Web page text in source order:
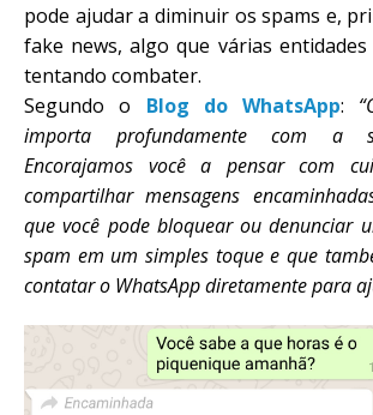
pode ajudar a diminuir os spams e,
fake news, algo que várias
tentando combater.
Segundo o Blog do WhatsApp:
importa profundamente com a
Encorajamos você a pensar com
compartilhar mensagens
que você pode bloquear ou denunciar
spam em um simples toque e que
contatar o WhatsApp diretamente para